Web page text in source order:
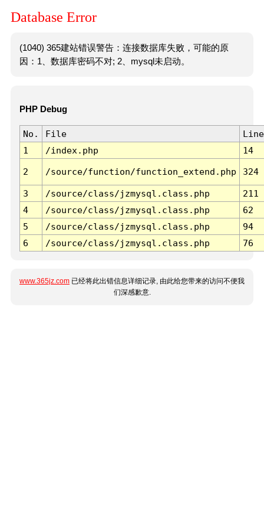
Database Error
(1040) 365建站错误警告：连接数据库失败，可能的原
因：1、数据库密码不对; 2、mysql未启动。
PHP Debug
No. File
Line
1
/index.php 14
2 /source/function/function_extend.php 324
3 /source/class/jzmysql.class.php
211
4
/source/class/jzmysql.class.php
62
5
/source/class/jzmysql.class.php
94
6
/source/class/jzmysql.class.php 76
www.365jz.com 已经将此出错信息详细记录, 由此给您带来的访问不便我
们深感歉意.